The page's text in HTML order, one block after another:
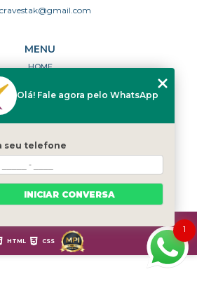
cravestak@gmail.com
MENU
HOME
PORTFÓLIO
DÚVIDAS FREQUENTES
CATEGORIAS
MAPA DO SITE
(Lei 9610 de 19/02/1998)
HTML CSS
1
Olá! Fale agora pelo WhatsApp
seu telefone
INICIAR CONVERSA